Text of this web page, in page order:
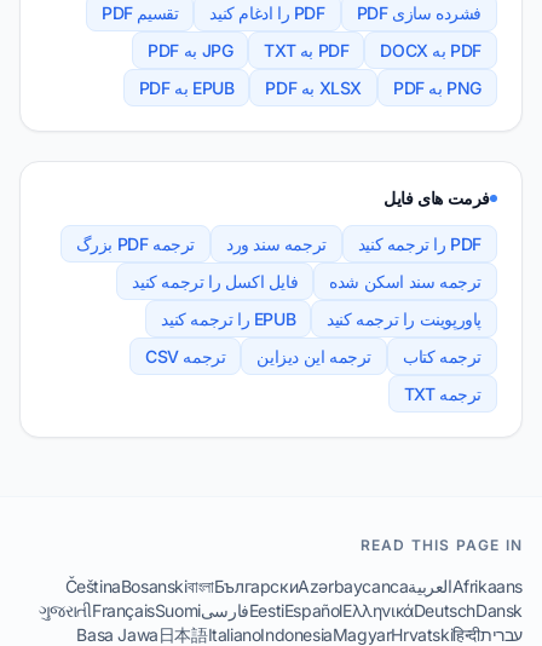
فشرده سازی PDF PDF را ادغام کنید
تقسیم PDF
PDF به DOCX
PDF به TXT
JPG به PDF
PNG به PDF
XLSX به PDF EPUB به PDF
فرمت های فایل
PDF را ترجمه کنید ترجمه سند ورد
ترجمه PDF بزرگ
ترجمه سند اسکن شده
فایل اکسل را ترجمه کنید
پاورپوینت را ترجمه کنید
EPUB را ترجمه کنید
ترجمه کتاب
ترجمه این دیزاین
ترجمه CSV
ترجمه TXT
READ THIS PAGE IN
AfrikaansالعربيةAzərbaycanca
Български
বাংলা
Bosanski
Čeština
Dansk
Deutsch
Ελληνικά
Español
EestiفارسیSuomi
Français
ગુજરાતી
עבריתहिन्दी
Hrvatski
Magyar
Indonesia
Italiano
日本語
Basa Jawa